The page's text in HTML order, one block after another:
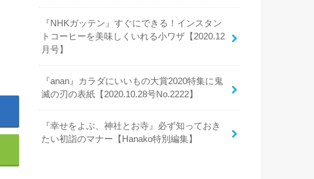
『NHKガッテン』すぐにできる！インスタン
トコーヒーを美味しくいれる小ワザ【2020.12
月号】
『anan』カラダにいいもの大賞2020特集に鬼
滅の刃の表紙【2020.10.28号No.2222】
『幸せをよぶ、神社とお寺』必ず知っておき
たい初詣のマナー【Hanako特別編集】